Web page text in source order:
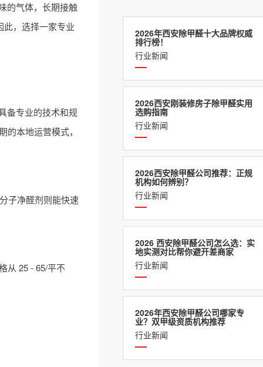
2026年西安除甲醛十大品牌权威
排行榜！
行业新闻
2026西安刚装修房子除甲醛实用
选购指南
行业新闻
2026西安除甲醛公司推荐：正规
机构如何辨别？
行业新闻
2026 西安除甲醛公司怎么选：实
地实测对比帮你避开差商家
行业新闻
2026年西安除甲醛公司哪家专
业？双甲级资质机构推荐
行业新闻
的气体，长期接触
此，选择一家专业
备专业的技术和规
本地运营模式，
子净醛剂则能快速
从 25 - 65/平不